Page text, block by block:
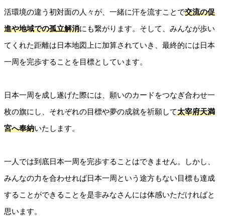
活環境の違う初対面の人々が、一緒に汗を流すことで交流の促
進や地域での孤立解消にも繋がります。そして、みんなが歩い
てくれた距離は日本地図上に加算されていき、最終的には日本
一周を完歩することを目標としています。
日本一周を成し遂げた際には、願いのカードをつなぎ合わせ一
枚の旗にし、それぞれの目標や夢の成就を祈願して太宰府天満
宮へ奉納いたします。
一人では到底日本一周を完歩することはできません。しかし、
みんなの力を合わせれば日本一周という途方もない目標も達成
することができることを是非みなさんには体感いただければと
思います。